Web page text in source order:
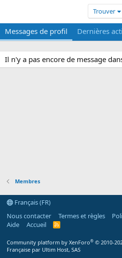
Trouver
Messages de profil Dernières
Il n'y a pas encore de message
Membres
Français (FR)
Nous contacter
Termes et règles
Aide
Accueil
R
Community platform by XenForo® © 2010-
Française par Ultim Host, SAS